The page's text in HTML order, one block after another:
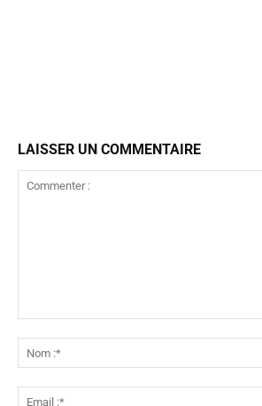
LAISSER UN COMMENTAIRE